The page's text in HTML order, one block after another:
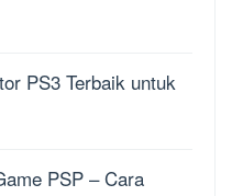
PS3 Terbaik untuk
PSP – Cara